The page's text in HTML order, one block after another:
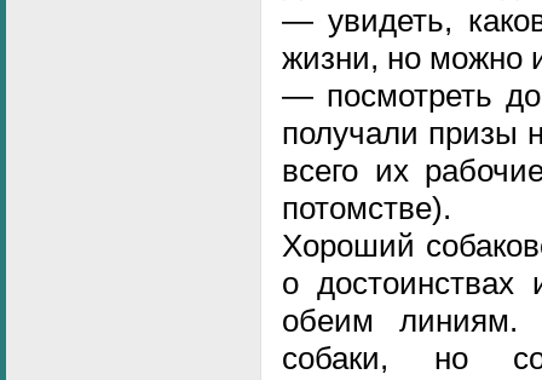
— увидеть,
жизни, но можно
— посмотреть
получали призы
всего их
потомстве).
Хороший
о достоинствах
обеим линиям.
собаки, но